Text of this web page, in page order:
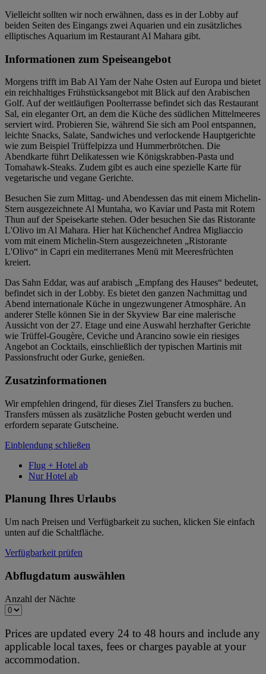
Vielleicht sollten wir noch erwähnen, dass es in der Lobby auf
beiden Seiten des Eingangs zwei Aquarien und ein zusätzliches
elliptisches Aquarium im Restaurant Al Mahara gibt.
Informationen zum Speiseangebot
Morgens trifft im Bab Al Yam der Nahe Osten auf Europa und bietet
ein reichhaltiges Frühstücksangebot mit Blick auf den Arabischen
Golf. Auf der weitläufigen Poolterrasse befindet sich das Restaurant
Sal, ein eleganter Ort, an dem die Küche des südlichen Mittelmeeres
serviert wird. Probieren Sie, während Sie sich am Pool entspannen,
leichte Snacks, Salate, Sandwiches und verlockende Hauptgerichte
wie zum Beispiel Trüffelpizza und Hummerbrötchen. Die
Abendkarte führt Delikatessen wie Königskrabben-Pasta und
Tomahawk-Steaks. Zudem gibt es auch eine spezielle Karte für
vegetarische und vegane Gerichte.
Besuchen Sie zum Mittag- und Abendessen das mit einem Michelin-
Stern ausgezeichnete Al Muntaha, wo Kaviar und Pasta mit Rotem
Thun auf der Speisekarte stehen. Oder besuchen Sie das Ristorante
L'Olivo im Al Mahara. Hier hat Küchenchef Andrea Migliaccio
vom mit einem Michelin-Stern ausgezeichneten „Ristorante
L'Olivo“ in Capri ein mediterranes Menü mit Meeresfrüchten
kreiert.
Das Sahn Eddar, was auf arabisch „Empfang des Hauses“ bedeutet,
befindet sich in der Lobby. Es bietet den ganzen Nachmittag und
Abend internationale Küche in ungezwungener Atmosphäre. An
anderer Stelle können Sie in der Skyview Bar eine malerische
Aussicht von der 27. Etage und eine Auswahl herzhafter Gerichte
wie Trüffel-Gougère, Ceviche und Arancino sowie ein riesiges
Angebot an Cocktails, einschließlich der typischen Martinis mit
Passionsfrucht oder Gurke, genießen.
Zusatzinformationen
Wir empfehlen dringend, für dieses Ziel Transfers zu buchen.
Transfers müssen als zusätzliche Posten gebucht werden und
erfordern separate Gutscheine.
Einblendung schließen
Flug + Hotel ab
Nur Hotel ab
Planung Ihres Urlaubs
Um nach Preisen und Verfügbarkeit zu suchen, klicken Sie einfach
unten auf die Schaltfläche.
Verfügbarkeit prüfen
Abflugdatum auswählen
Anzahl der Nächte
Prices are updated every 24 to 48 hours and include any
applicable local taxes, fees or charges payable at your
accommodation.